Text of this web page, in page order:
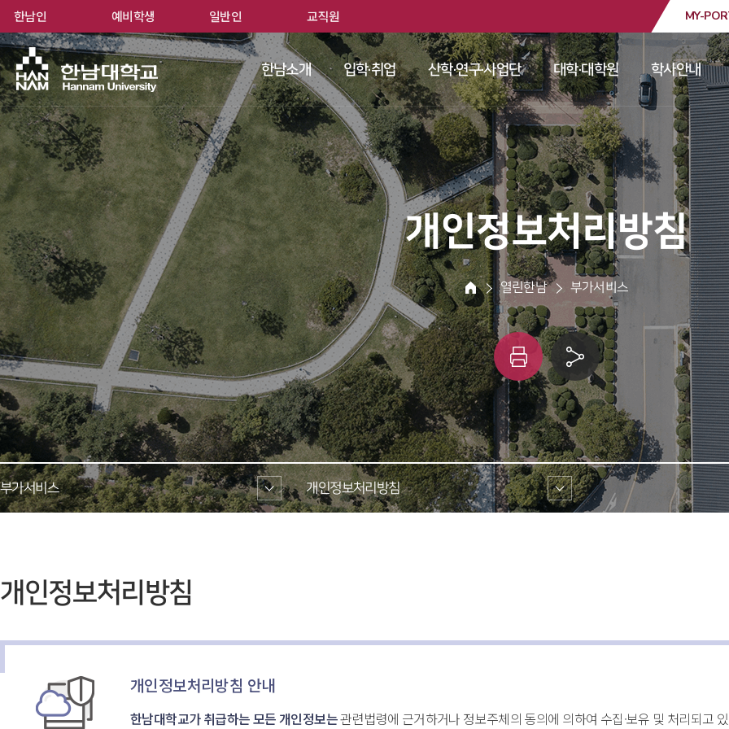
한남대학교
MY-
한남소개 입학·취업 산학·연구·사업단 대학·대학원 학사안내
개인정보처리방침
HOME
열린한남 부가서비스
쇄
링
크
공유
부가서비스 개인정보처리방침
개인정보처리방침
개인정보처리방침 안내
한남대학교가 취급하는 모든 개인정보는 관련법령에 근거하거나 정보주체의 동의에 의하여 수집·보유 및 처리되고
한남인 예비학생 일반인 교직원